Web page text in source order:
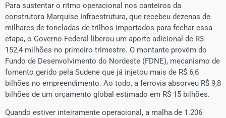
Para sustentar o ritmo operacional nos canteiros da
construtora Marquise Infraestrutura, que recebeu dezenas de
milhares de toneladas de trilhos importados para fechar essa
etapa, o Governo Federal liberou um aporte adicional de R$
152,4 milhões no primeiro trimestre. O montante provém do
Fundo de Desenvolvimento do Nordeste (FDNE), mecanismo de
fomento gerido pela Sudene que já injetou mais de R$ 6,6
bilhões no empreendimento. Ao todo, a ferrovia absorveu R$ 9,8
bilhões de um orçamento global estimado em R$ 15 bilhões.
Quando estiver inteiramente operacional, a malha de 1.206